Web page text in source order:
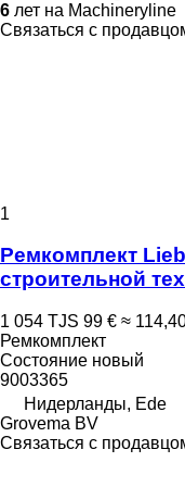
6 лет на Machineryline
Связаться с
1
Ремкомплект
строительной
1 054 TJS 99 € ≈
Ремкомплект
Состояние новый
9003365
Нидерланды, Ede
Grovema BV
Связаться с